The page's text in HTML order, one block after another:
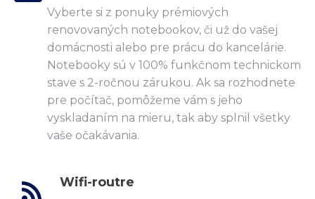
Vyberte si z ponuky prémiových
renovovaných notebookov, či už do vašej
domácnosti alebo pre prácu do kancelárie.
Notebooky sú v 100% funkčnom technickom
stave s 2-ročnou zárukou. Ak sa rozhodnete
pre počítač, pomôžeme vám s jeho
vyskladaním na mieru, tak aby splnil všetky
vaše očakávania.
Wifi-routre